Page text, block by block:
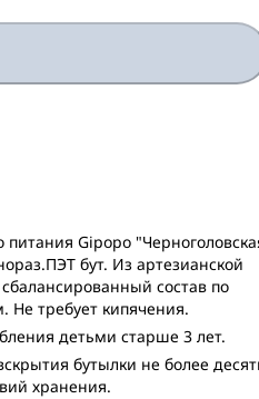
питания Gipopo
бут. Из артезианской
состав по
Не требует кипячения.
детьми старше 3 лет.
бутылки не более
хранения.